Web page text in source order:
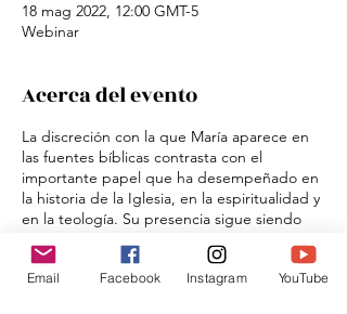
18 mag 2022, 12:00 GMT-5
Webinar
Acerca del evento
La discreción con la que María aparece en
las fuentes bíblicas contrasta con el
importante papel que ha desempeñado en
la historia de la Iglesia, en la espiritualidad y
en la teología. Su presencia sigue siendo
sociedad y cultura de tradición católica.
Email Facebook Instagram YouTube